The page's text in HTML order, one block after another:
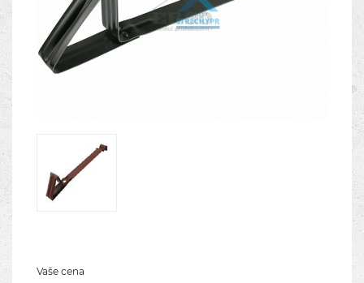
Vaše cena